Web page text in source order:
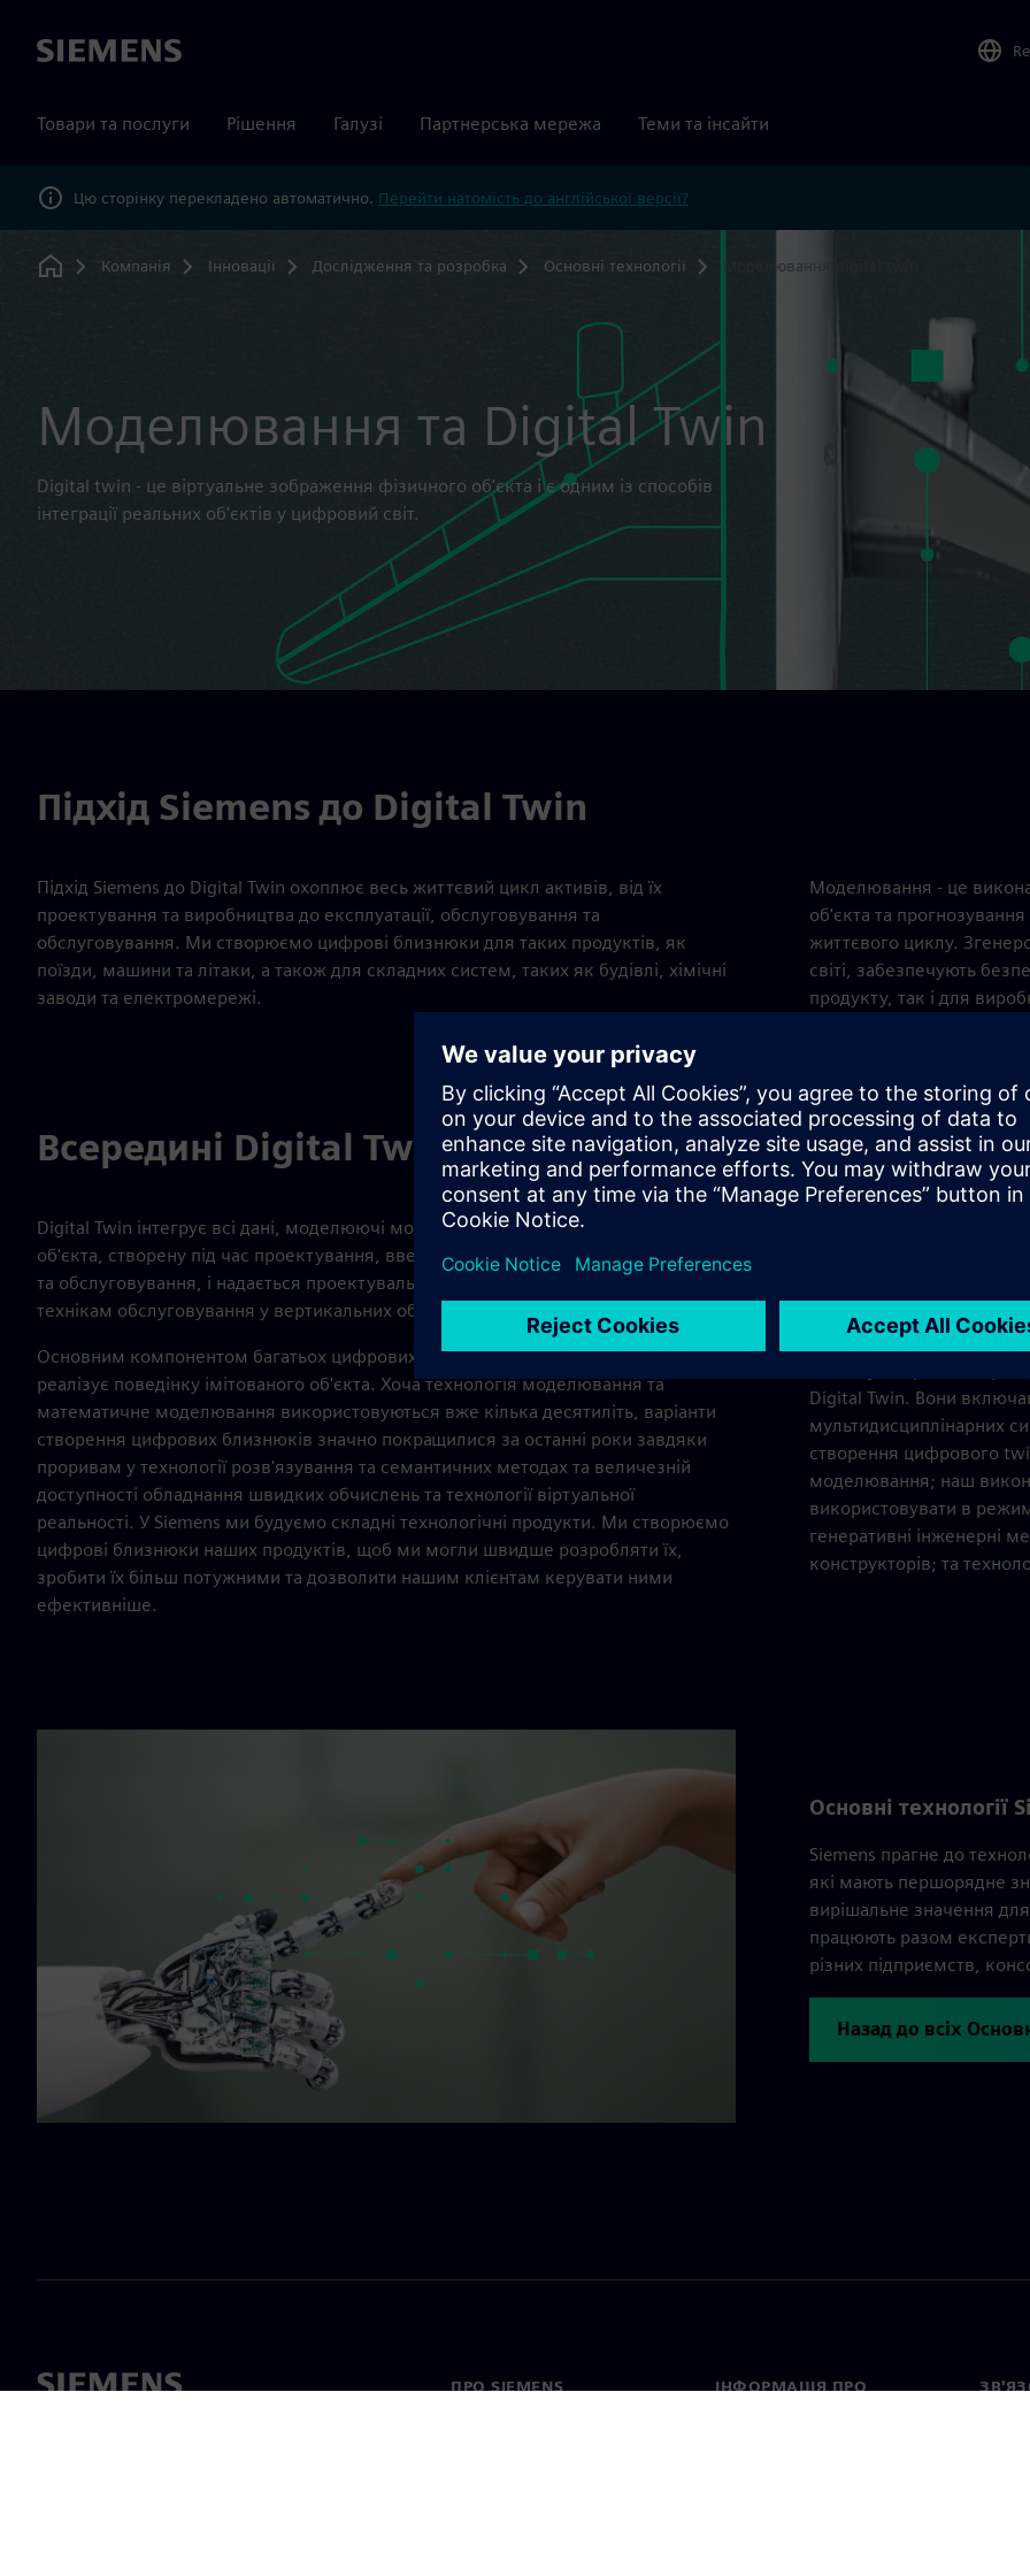
Siemens
Товари та послуги Рішення Галузі Партнерська мережа Теми та інсайти
Цю сторінку перекладено автоматично. Перейти натомість до англійської версії?
Home
Компанія Інновації Дослідження та розробка Основні технології Моделювання digital twin
Моделювання та Digital Twin
Digital twin - це віртуальне зображення фізичного об'єкта і є одним із способів
інтеграції реальних об'єктів у цифровий світ.
Підхід Siemens до Digital Twin
Підхід Siemens до Digital Twin охоплює весь життєвий цикл активів, від їх
проектування та виробництва до експлуатації, обслуговування та
обслуговування. Ми створюємо цифрові близнюки для таких продуктів, як
поїзди, машини та літаки, а також для складних систем, таких як будівлі, хімічні
заводи та електромережі.
Моделювання - це
об'єкта та
життєвого циклу.
світі, забезпечують
продукту, так і для
Всередині Digital Twin
Digital Twin інтегрує всі дані, моделюючі моделі та іншу інформацію з фізичного
об'єкта, створену під час проектування, введення в експлуатацію, експлуатації
та обслуговування, і надається проектувальникам, інженерам, операторам та
технікам обслуговування у вертикальних областях.
Основним компонентом багатьох цифрових близнюків є імітаційна модель, яка
реалізує поведінку імітованого об'єкта. Хоча технологія моделювання та
математичне моделювання використовуються вже кілька десятиліть, варіанти
створення цифрових близнюків значно покращилися за останні роки завдяки
проривам у технології розв'язування та семантичних методах та величезній
доступності обладнання швидких обчислень та технології віртуальної
реальності. У Siemens ми будуємо складні технологічні продукти. Ми створюємо
цифрові близнюки наших продуктів, щоб ми могли швидше розробляти їх,
зробити їх більш потужними та дозволити нашим клієнтам керувати ними
ефективніше.
Наші програмні
створення та
Хоча ці продукти та
значні універсальні
Digital Twin. Вони
мультидисциплінарних
створення цифрового
моделювання; наш
використовувати в
генеративні інженерні
конструкторів; та
Основні технології
Siemens прагне до
які мають першорядне
вирішальне значення для
працюють разом
різних підприємств,
Назад до всіх
ПРО SIEMENS
ІНФОРМАЦІЯ ПРО